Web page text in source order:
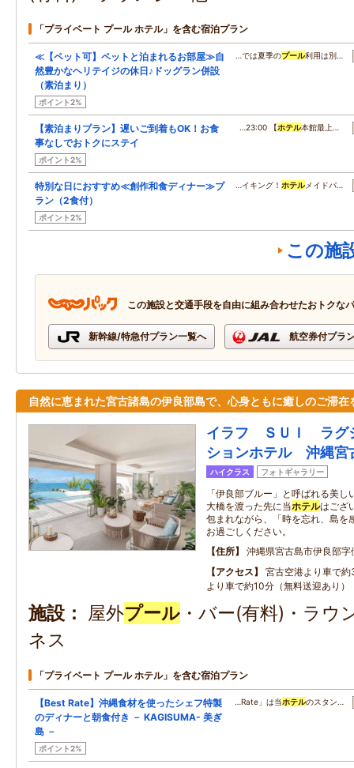
「プライベート プール ホテル」を含む宿泊プラン
≪【ペット可】ペットと泊まれるお部屋≫自
然豊かなヘリテイジの休日♪ドッグラン併設
（素泊まり）
ポイント2%
…では夏季のプール利用は別…
【素泊まりプラン】遅いご到着もOK！お食
事なしでおトクにステイ
ポイント2%
…23:00 【ホテル本館最上…
特別な日におすすめ≪創作和食ディナー≫プ
ラン（2食付）
ポイント2%
…イキング！ ホテルメイドパ…
この施
この施設と交通手段を自由に組み合わせたおトクな
新幹線/特急付プラン一覧へ 航空券付プラ
自然に恵まれた宮古諸島の伊良部島で、心身ともに癒しのご滞在
イラフ ＳＵＩ ラグ
ションホテル 沖縄宮
ハイクラス フォトギャラリー
「伊良部ブルー」と呼ばれる美
大橋を渡った先に当ホテルはござ
包まれながら、「時を忘れ、島を
お過ごしください。
住所
沖縄県宮古島市伊良部
アクセス
宮古空港より車で
より車で約10分（無料送迎あり）
施設 屋外プール ・バー(有料)・ラウ
ネス
「プライベート プール ホテル」を含む宿泊プラン
【Best Rate】沖縄食材を使ったシェフ特製
のディナーと朝食付き － KAGISUMA- 美ぎ
島 －
ポイント2%
…Rate」は当ホテルのスタン…